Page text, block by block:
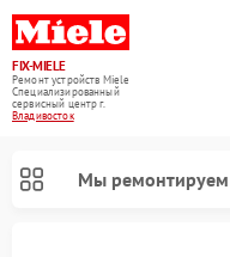
FIX-MIELE
Ремонт устройств Miele
Специализированный
cервисный центр г.
Владивосток
Мы ремонтируем